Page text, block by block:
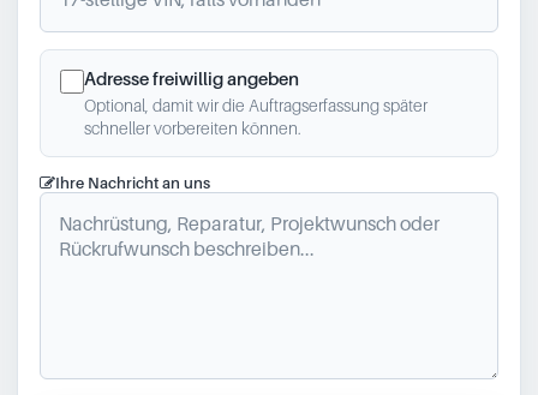
Adresse freiwillig angeben
Optional, damit wir die Auftragserfassung später
schneller vorbereiten können.
Ihre Nachricht an uns